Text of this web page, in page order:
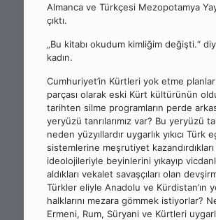
Almanca ve Türkçesi Mezopotamya
çıktı.
„Bu kitabı okudum kimliğim değişti.“
kadın.
Cumhuriyet’in Kürtleri yok etme
parçası olarak eski Kürt kültürünün
tarihten silme programların perde
yeryüzü tanrılarımız var? Bu yeryüzü
neden yüzyıllardır uygarlık yıkıcı Türk
sistemlerine meşrutiyet
ideolojileriyle beyinlerini yıkayıp
aldıkları vekalet savaşçıları olan
Türkler eliyle Anadolu ve Kürdistan’ın
halklarını mezara gömmek istiyorlar?
Ermeni, Rum, Süryani ve Kürtleri